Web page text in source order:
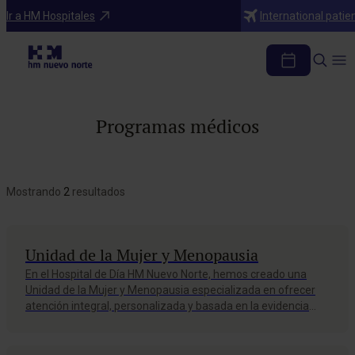
Ir a HM Hospitales International
Programas médicos
Mostrando 2 resultados
Unidad de la Mujer y Menopausia
En el Hospital de Día HM Nuevo Norte, hemos creado una
Unidad de la Mujer y Menopausia especializada en ofrecer
atención integral, personalizada y basada en la evidencia